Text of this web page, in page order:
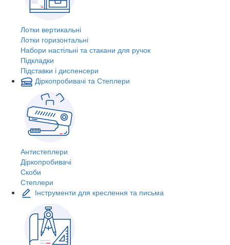
Лотки вертикальні
Лотки горизонтальні
Набори настільні та стакани для ручок
Підкладки
Підставки і диспенсери
Діркопробивачі та Степлери
Антистеплери
Діркопробивачі
Скоби
Степлери
Інструменти для креслення та письма